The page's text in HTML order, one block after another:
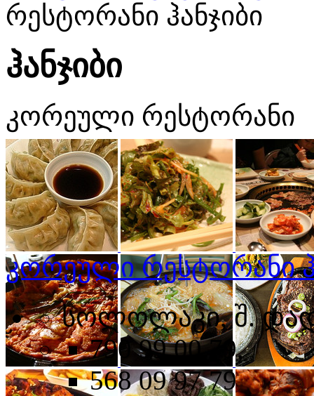
რესტორანი ჰანჯიბი
ჰანჯიბი
კორეული რესტორანი
კორეული რესტორანი
სოლოლაკი, შ.
790 99 00 79,
568 09 97 79